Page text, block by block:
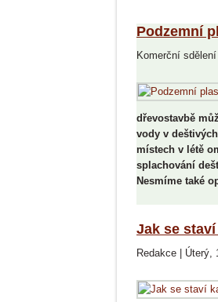
Podzemní
Komerční sdělení
dřevostavbě
vody v
místech v létě
splachování
Nesmíme také
Jak se
Redakce Úterý,